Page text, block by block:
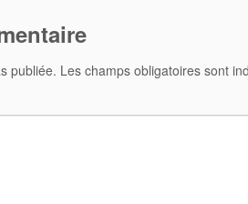
publiée. Les champs obligatoires sont